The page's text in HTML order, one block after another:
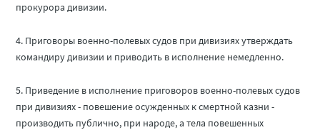
прокурора дивизии.
4. Приговоры военно-полевых судов при дивизиях утверждать
командиру дивизии и приводить в исполнение немедленно.
5. Приведение в исполнение приговоров военно-полевых судов
при дивизиях - повешение осужденных к смертной казни -
производить публично, при народе, а тела повешенных